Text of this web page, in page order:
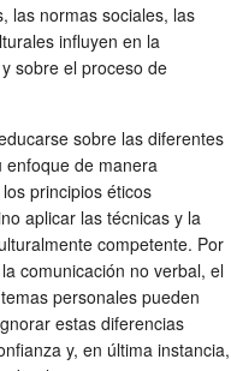
las normas sociales, las
influyen en la
sobre el proceso de
sobre las diferentes
de manera
principios éticos
aplicar las técnicas y la
competente. Por
comunicación no verbal, el
personales pueden
estas diferencias
y, en última instancia,